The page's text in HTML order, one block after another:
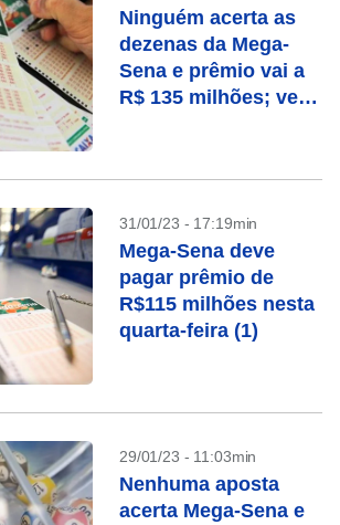
Ninguém acerta as
dezenas da Mega-
Sena e prêmio vai a
R$ 135 milhões; veja
31/01/23 - 17:19min
Mega-Sena deve
pagar prêmio de
R$115 milhões nesta
quarta-feira (1)
29/01/23 - 11:03min
Nenhuma aposta
acerta Mega-Sena e